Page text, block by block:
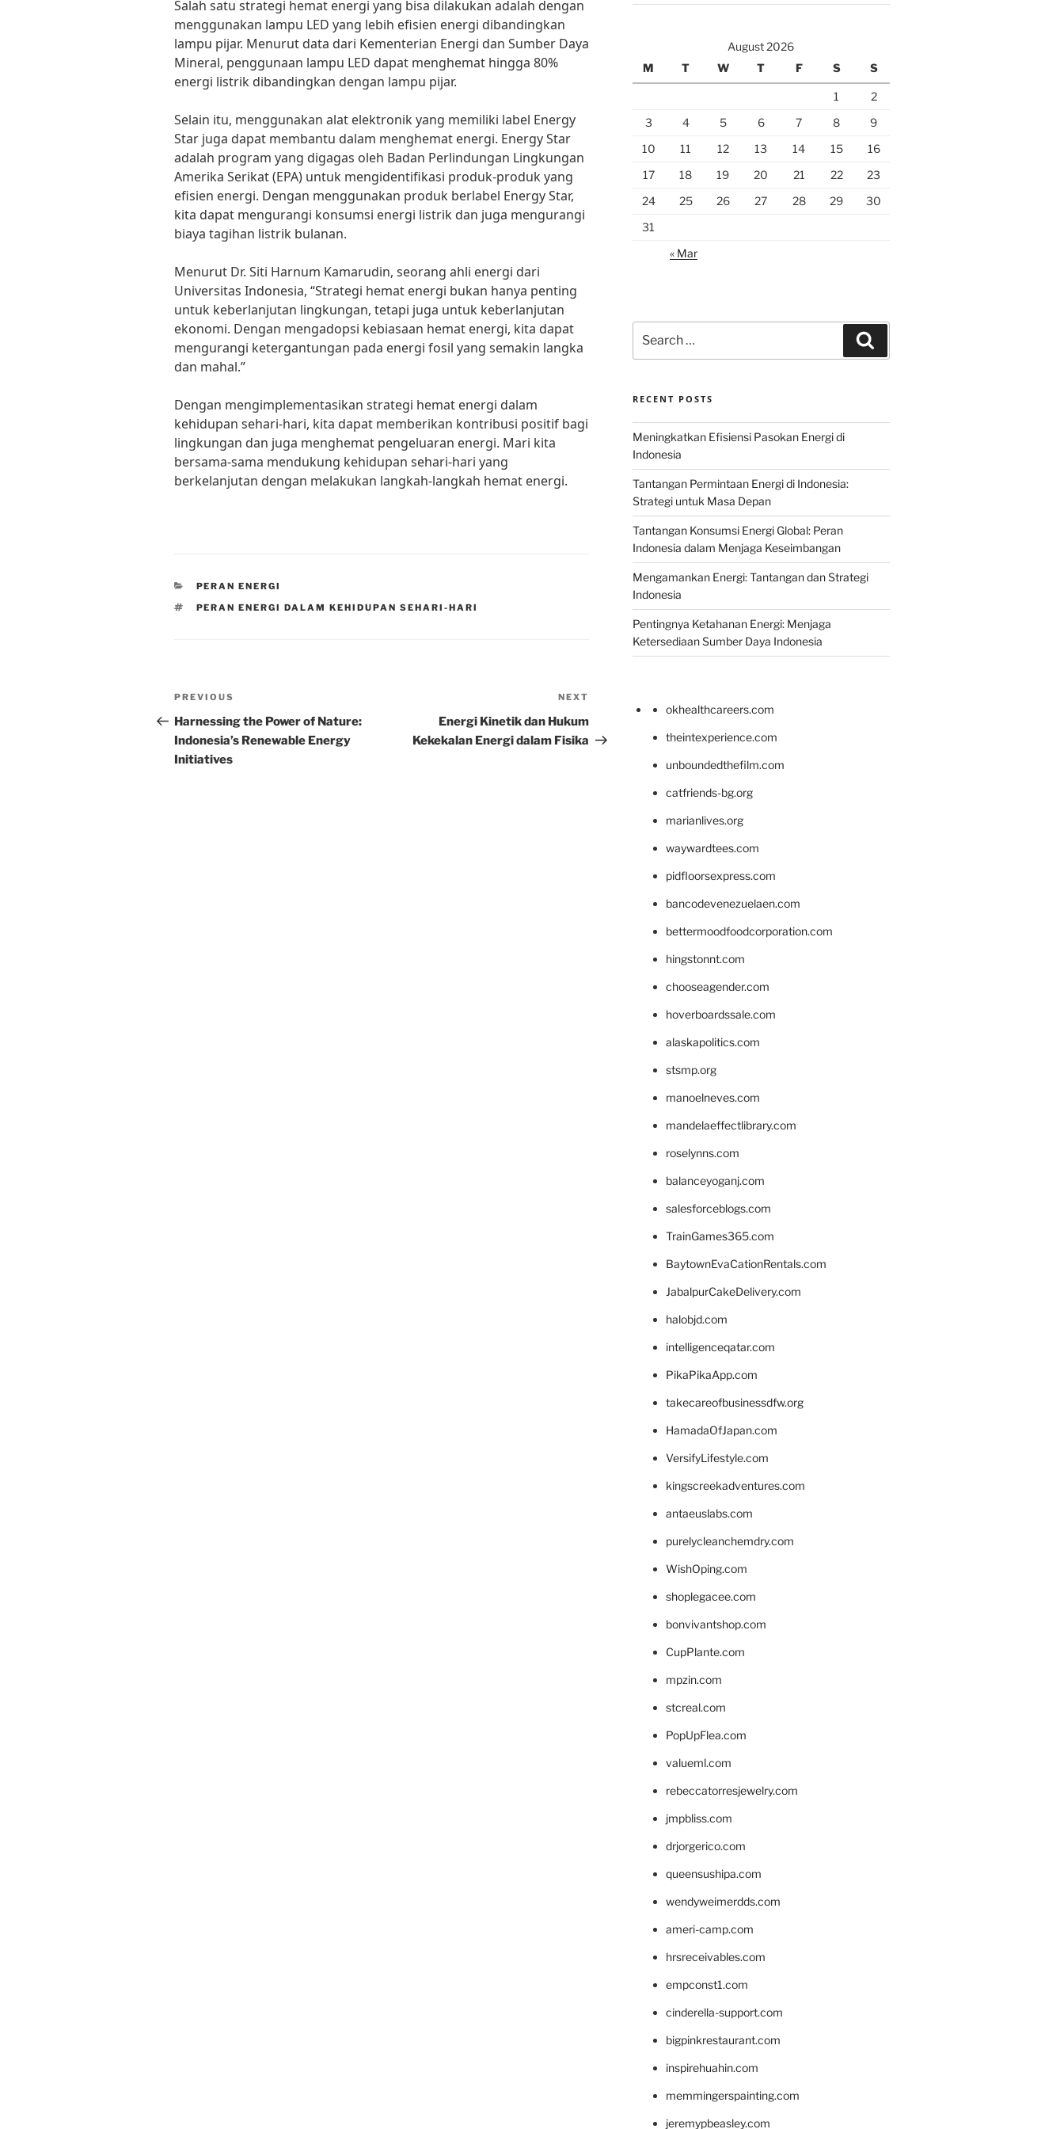
Salah satu strategi hemat energi yang bisa dilakukan adalah dengan
menggunakan lampu LED yang lebih efisien energi dibandingkan
lampu pijar. Menurut data dari Kementerian Energi dan Sumber Daya
Mineral, penggunaan lampu LED dapat menghemat hingga 80%
energi listrik dibandingkan dengan lampu pijar.
Selain itu, menggunakan alat elektronik yang memiliki label Energy
Star juga dapat membantu dalam menghemat energi. Energy Star
adalah program yang digagas oleh Badan Perlindungan Lingkungan
Amerika Serikat (EPA) untuk mengidentifikasi produk-produk yang
efisien energi. Dengan menggunakan produk berlabel Energy Star,
kita dapat mengurangi konsumsi energi listrik dan juga mengurangi
biaya tagihan listrik bulanan.
Menurut Dr. Siti Harnum Kamarudin, seorang ahli energi dari
Universitas Indonesia, “Strategi hemat energi bukan hanya penting
untuk keberlanjutan lingkungan, tetapi juga untuk keberlanjutan
ekonomi. Dengan mengadopsi kebiasaan hemat energi, kita dapat
mengurangi ketergantungan pada energi fosil yang semakin langka
dan mahal.”
Dengan mengimplementasikan strategi hemat energi dalam
kehidupan sehari-hari, kita dapat memberikan kontribusi positif bagi
lingkungan dan juga menghemat pengeluaran energi. Mari kita
bersama-sama mendukung kehidupan sehari-hari yang
berkelanjutan dengan melakukan langkah-langkah hemat energi.
CATEGORIES
PERAN ENERGI
TAGS
PERAN ENERGI DALAM KEHIDUPAN SEHARI-HARI
Post
navigation
Previous
Post
PREVIOUS
Harnessing the Power of Nature:
Indonesia’s Renewable Energy
Initiatives
Post
NEXT
Energi Kinetik dan Hukum
Kekekalan Energi dalam Fisika
August 2026
M
T W T F S S
1
2
3
4 5 6 7 8
9
10
11 12 13 14 15
16
17
18 19 20 21 22
23
24
25 26 27 28 29
30
31
« Mar
for:
RECENT POSTS
Meningkatkan Efisiensi Pasokan Energi di
Indonesia
Tantangan Permintaan Energi di Indonesia:
Strategi untuk Masa Depan
Tantangan Konsumsi Energi Global: Peran
Indonesia dalam Menjaga Keseimbangan
Mengamankan Energi: Tantangan dan Strategi
Indonesia
Pentingnya Ketahanan Energi: Menjaga
Ketersediaan Sumber Daya Indonesia
okhealthcareers.com
theintexperience.com
unboundedthefilm.com
catfriends-bg.org
marianlives.org
waywardtees.com
pidfloorsexpress.com
bancodevenezuelaen.com
bettermoodfoodcorporation.com
hingstonnt.com
chooseagender.com
hoverboardssale.com
alaskapolitics.com
stsmp.org
manoelneves.com
mandelaeffectlibrary.com
roselynns.com
balanceyoganj.com
salesforceblogs.com
TrainGames365.com
BaytownEvaCationRentals.com
JabalpurCakeDelivery.com
halobjd.com
intelligenceqatar.com
PikaPikaApp.com
takecareofbusinessdfw.org
HamadaOfJapan.com
VersifyLifestyle.com
kingscreekadventures.com
antaeuslabs.com
purelycleanchemdry.com
WishOping.com
shoplegacee.com
bonvivantshop.com
CupPlante.com
mpzin.com
stcreal.com
PopUpFlea.com
valueml.com
rebeccatorresjewelry.com
jmpbliss.com
drjorgerico.com
queensushipa.com
wendyweimerdds.com
ameri-camp.com
hrsreceivables.com
empconst1.com
cinderella-support.com
bigpinkrestaurant.com
inspirehuahin.com
memmingerspainting.com
jeremypbeasley.com